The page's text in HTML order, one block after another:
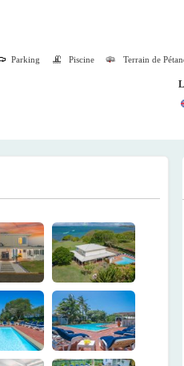
Parking Piscine Terrain de